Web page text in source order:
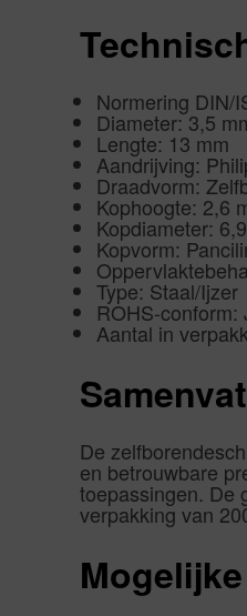
Normering DIN/
Diameter: 3,5
Lengte: 13 mm
Aandrijving:
Draadvorm:
Kophoogte: 2,6
Kopdiameter:
Kopvorm:
Type: Staal/Ijzer
ROHS-conform:
Aantal in
De
en betrouwbare
toepassingen. De
verpakking van